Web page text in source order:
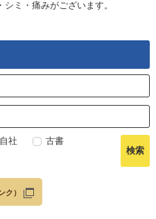
ミ・痛みがございます。
自社
古書
ク）